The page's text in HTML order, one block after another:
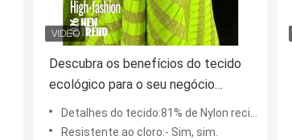
Descubra os benefícios do tecido
ecológico para o seu negócio
sustentável de roupas de banho
Detalhes do tecido:81% de Nylon reciclado + 10% de LUREX + 9% de Spandex
Resistente ao cloro:- Sim, sim.